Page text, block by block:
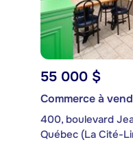
55 000 $
Commerce à
400, boulevard
Québec (La Cité-